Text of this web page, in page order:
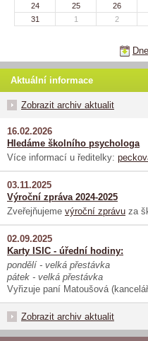
24
25 26
31
1 2
Aktuální informace
Zobrazit archiv aktualit
16.02.2026
Hledáme školního psychologa
Více informací u ředitelky:
03.11.2025
Výroční zpráva 2024-2025
Zveřejňujeme výroční zprávu za
02.09.2025
Karty ISIC - úřední hodiny:
pondělí - velká přestávka
pátek - velká přestávka
Vyřizuje paní Matoušová
Zobrazit archiv aktualit